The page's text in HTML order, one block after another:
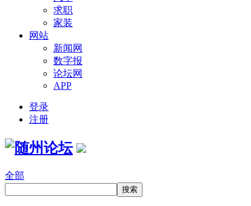
求职
家装
网站
新闻网
数字报
论坛网
APP
登录
注册
全部